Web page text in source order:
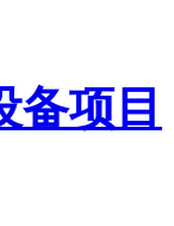
备项目